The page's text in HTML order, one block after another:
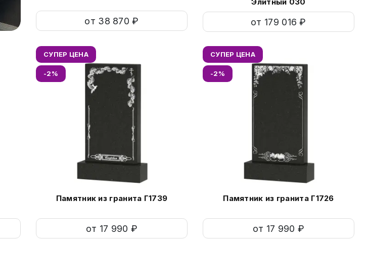
от 38 870 ₽ от 179 016 ₽
СУПЕР ЦЕНА
-2%
Памятник из гранита Г1739
от 17 990 ₽
СУПЕР ЦЕНА
-2%
Памятник из гранита Г1726
от 17 990 ₽